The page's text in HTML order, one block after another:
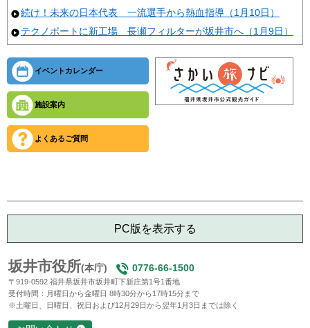
続け！未来の日本代表 一流選手から熱血指導（1月10日）
テクノポートに新工場 長瀬フィルターが坂井市へ（1月9日）
イベントカレンダー
施設案内
よくあるご質問
PC版を表示する
坂井市役所(本庁) 0776-66-1500
〒919-0592 福井県坂井市坂井町下新庄第1号1番地
受付時間：月曜日から金曜日 8時30分から17時15分まで
※土曜日、日曜日、祝日および12月29日から翌年1月3日までは除く